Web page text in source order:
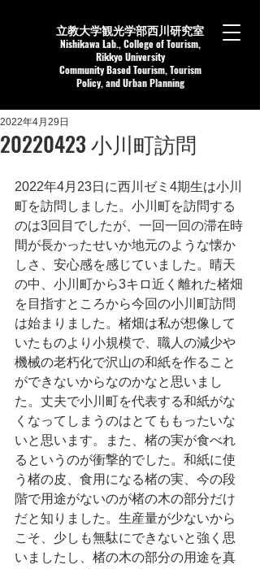
立教大学観光学部西川研究室
Nishikawa Lab.,College of Tourism,
Rikkyo University
Community Based Tourism, Tourism
Policy, and Urban Planning
20220423 小川町訪問
2022年4月29日
2022年4月23日に西川ゼミ4期生は小川
町を訪問しました。小川町を訪問する
のは3回目でしたが、一回一回の滞在時
間が長かったせいか地元のような懐か
しさ、安心感を感じていました。晴天
の中、小川町から3キロ近く離れた楮畑
を目指すところから今回の小川町訪問
は始まりました。楮畑は私が想像して
いたものより小規模で、職人の減少や
機械の老朽化で沢山の和紙を作ること
ができないからなのかなと思いまし
た。丈夫で小川町を代表する和紙がな
くなってしまうのはとてももったいな
いと思います。また、楮の実が食べれ
るというのが衝撃的でした。和紙に使
う楮の皮、食用になる楮の実、今の段
階で用途がないのが楮の木の部分だけ
だと知りました。生産量が少ないから
こそ、少しも無駄にできないと強く思
いましたし、楮の木の部分の用途を真